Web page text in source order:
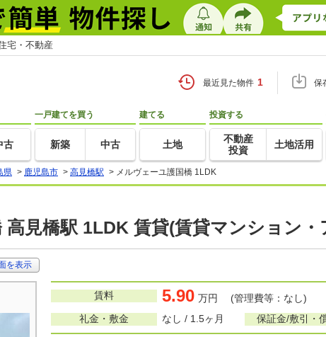
宅・不動産
最近見た物件 1 保
古
一戸建てを買う
新築 中古
建てる
土地
投資する
不動産
投資
土地活用
県 > 鹿児島市 > 高見橋駅 > メルヴェーユ護国橋 1LDK
高見橋駅 1LDK 賃貸(賃貸マンション・
を表示
賃料 5.90 万円 (管理費等：なし)
礼金・敷金
なし / 1.5ヶ月 保証金/敷引・